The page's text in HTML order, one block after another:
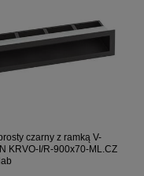
czarny z ramką V-
KRVO-I/R-900x70-ML.CZ